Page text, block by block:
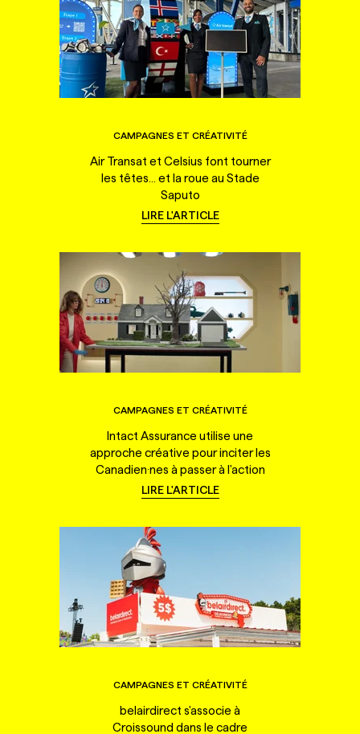
CAMPAGNES ET CRÉATIVITÉ
Air Transat et Celsius font tourner
les têtes... et la roue au Stade
Saputo
LIRE L'ARTICLE
CAMPAGNES ET CRÉATIVITÉ
Intact Assurance utilise une
approche créative pour inciter les
Canadien·nes à passer à l'action
LIRE L'ARTICLE
CAMPAGNES ET CRÉATIVITÉ
belairdirect s'associe à
Croissound dans le cadre